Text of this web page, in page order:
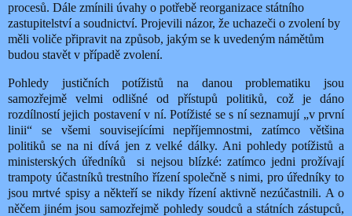
procesů. Dále zmínili úvahy o potřebě reorganizace státního
zastupitelství a soudnictví. Projevili názor, že uchazeči o zvolení by
měli voliče připravit na způsob, jakým se k uvedeným námětům
budou stavět v případě zvolení.
Pohledy justičních potížistů na danou problematiku jsou
samozřejmě velmi odlišné od přístupů politiků, což je dáno
rozdílností jejich postavení v ní. Potížisté se s ní seznamují „v první
linii“ se všemi souvisejícími nepříjemnostmi, zatímco většina
politiků se na ni dívá jen z velké dálky. Ani pohledy potížistů a
ministerských úředníků
si nejsou blízké: zatímco jedni prožívají
trampoty účastníků trestního řízení společně s nimi, pro úředníky to
jsou mrtvé spisy a někteří se nikdy řízení aktivně nezúčastnili. A o
něčem jiném jsou samozřejmě pohledy soudců a státních zástupců,